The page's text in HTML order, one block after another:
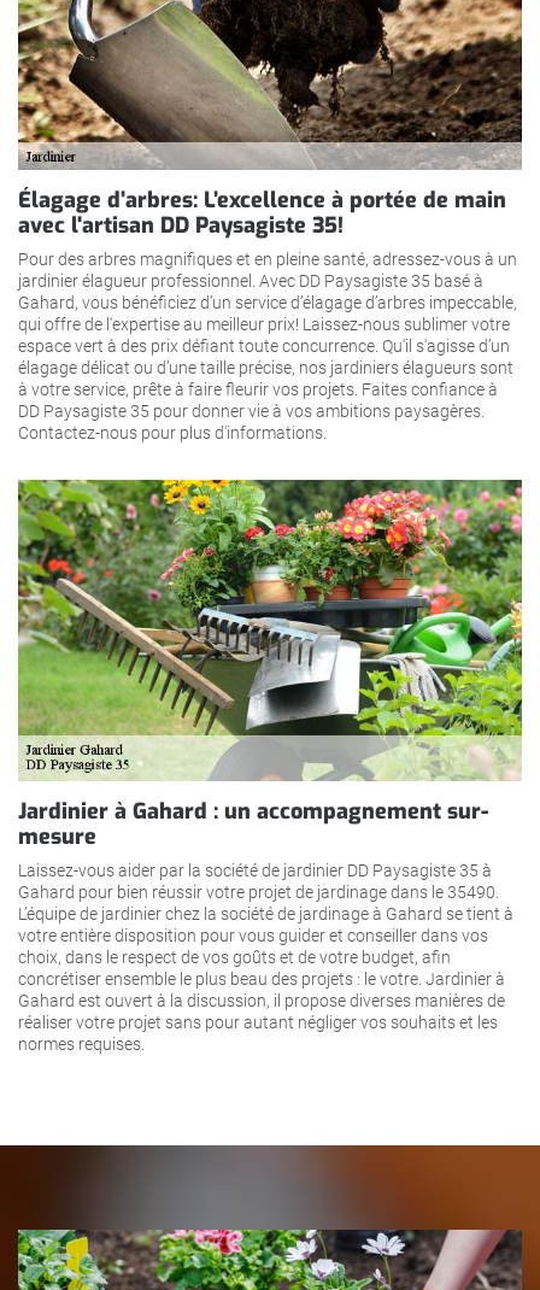
Élagage d’arbres: L’excellence à portée de main
avec l'artisan DD Paysagiste 35!
Pour des arbres magnifiques et en pleine santé, adressez-vous à un
jardinier élagueur professionnel. Avec DD Paysagiste 35 basé à
Gahard, vous bénéficiez d’un service d’élagage d’arbres impeccable,
qui offre de l'expertise au meilleur prix! Laissez-nous sublimer votre
espace vert à des prix défiant toute concurrence. Qu'il s'agisse d’un
élagage délicat ou d’une taille précise, nos jardiniers élagueurs sont
à votre service, prête à faire fleurir vos projets. Faites confiance à
DD Paysagiste 35 pour donner vie à vos ambitions paysagères.
Contactez-nous pour plus d'informations.
Jardinier à Gahard : un accompagnement sur-
mesure
Laissez-vous aider par la société de jardinier DD Paysagiste 35 à
Gahard pour bien réussir votre projet de jardinage dans le 35490.
L’équipe de jardinier chez la société de jardinage à Gahard se tient à
votre entière disposition pour vous guider et conseiller dans vos
choix, dans le respect de vos goûts et de votre budget, afin
concrétiser ensemble le plus beau des projets : le votre. Jardinier à
Gahard est ouvert à la discussion, il propose diverses manières de
réaliser votre projet sans pour autant négliger vos souhaits et les
normes requises.